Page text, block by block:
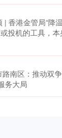
香港金管局“降
投机的工具，
南区：推动双
务大局